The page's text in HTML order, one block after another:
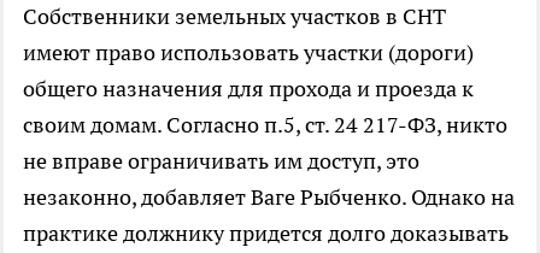
Собственники земельных участков в СНТ
имеют право использовать участки (дороги)
общего назначения для прохода и проезда к
своим домам. Согласно п.5, ст. 24 217-ФЗ, никто
не вправе ограничивать им доступ, это
незаконно, добавляет Ваге Рыбченко. Однако на
практике должнику придется долго доказывать